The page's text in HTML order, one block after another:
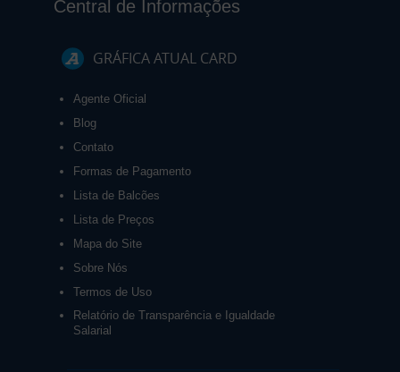
Central de Informações
GRÁFICA ATUAL CARD
Agente Oficial
Blog
Contato
Formas de Pagamento
Lista de Balcões
Lista de Preços
Mapa do Site
Sobre Nós
Termos de Uso
Relatório de Transparência e Igualdade
Salarial